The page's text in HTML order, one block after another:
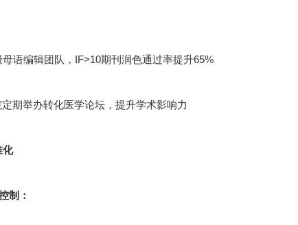
母语编辑团队，IF>10期刊润色通过率提升65%
期举办转化医学论坛，提升学术影响力
化
制：